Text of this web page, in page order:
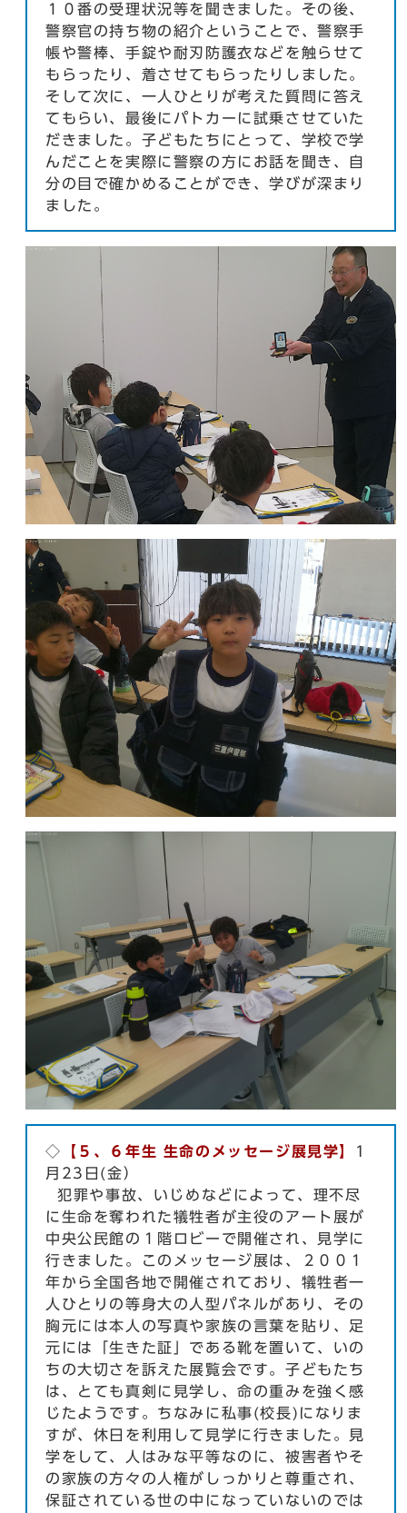
１０番の受理状況等を聞きました。その後、
警察官の持ち物の紹介ということで、警察手
帳や警棒、手錠や耐刃防護衣などを触らせて
もらったり、着させてもらったりしました。
そして次に、一人ひとりが考えた質問に答え
てもらい、最後にパトカーに試乗させていた
だきました。子どもたちにとって、学校で学
んだことを実際に警察の方にお話を聞き、自
分の目で確かめることができ、学びが深まり
ました。
◇ 【５、６年生 生命のメッセージ展見学】
1
月23日(金）
犯罪や事故、いじめなどによって、理不尽
に生命を奪われた犠牲者が主役のアート展が
中央公民館の１階ロビーで開催され、見学に
行きました。このメッセージ展は、２００１
年から全国各地で開催されており、犠牲者一
人ひとりの等身大の人型パネルがあり、その
胸元には本人の写真や家族の言葉を貼り、足
元には「生きた証」である靴を置いて、いの
ちの大切さを訴えた展覧会です。子どもたち
は、とても真剣に見学し、命の重みを強く感
じたようです。ちなみに私事(校長)になりま
すが、休日を利用して見学に行きました。見
学をして、人はみな平等なのに、被害者やそ
の家族の方々の人権がしっかりと尊重され、
保証されている世の中になっていないのでは